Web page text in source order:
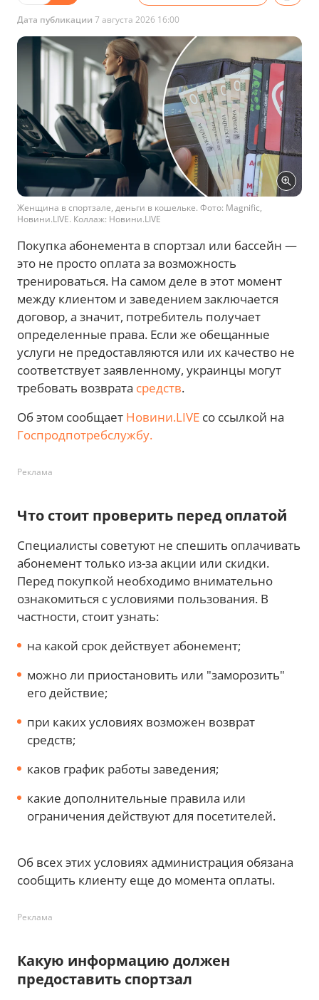
Дата публикации 7 августа 2026 16:00
Женщина в спортзале, деньги в кошельке. Фото: Magnific,
Новини.LIVE. Коллаж: Новини.LIVE
Покупка абонемента в спортзал или бассейн —
это не просто оплата за возможность
тренироваться. На самом деле в этот момент
между клиентом и заведением заключается
договор, а значит, потребитель получает
определенные права. Если же обещанные
услуги не предоставляются или их качество не
соответствует заявленному, украинцы могут
требовать возврата средств.
Об этом сообщает Новини.LIVE со ссылкой на
Госпродпотребслужбу.
Реклама
Что стоит проверить перед оплатой
Специалисты советуют не спешить оплачивать
абонемент только из-за акции или скидки.
Перед покупкой необходимо внимательно
ознакомиться с условиями пользования. В
частности, стоит узнать:
на какой срок действует абонемент;
можно ли приостановить или "заморозить"
его действие;
при каких условиях возможен возврат
средств;
каков график работы заведения;
какие дополнительные правила или
ограничения действуют для посетителей.
Об всех этих условиях администрация обязана
сообщить клиенту еще до момента оплаты.
Реклама
Какую информацию должен
предоставить спортзал